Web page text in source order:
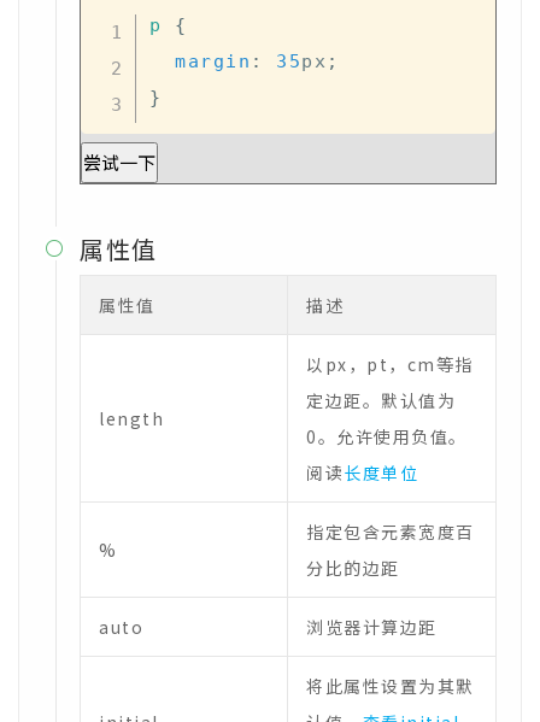
p
{
margin : 35px ;
}
尝试一下
 属性值
属性值 描述
length
以px，pt，cm等指
定边距。默认值为
0。允许使用负值。
阅读长度单位
%
指定包含元素宽度百
分比的边距
auto 浏览器计算边距
将此属性设置为其默